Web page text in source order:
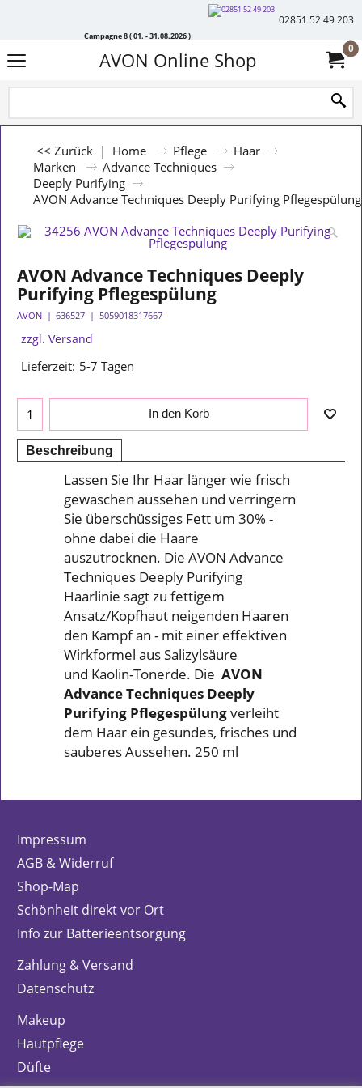
Campagne 8 ( 01. - 31.08.2026 )
02851 52 49 203
AVON Online Shop 0
<< Zurück | Home Pflege
Haar
Marken
Advance Techniques
Deeply Purifying
AVON Advance Techniques Deeply Purifying Pflegespülung
AVON Advance Techniques Deeply
Purifying Pflegespülung
AVON 636527 5059018317667
zzgl. Versand
Lieferzeit: 5-7 Tagen
In den Korb
Beschreibung
Lassen Sie Ihr Haar länger wie frisch
gewaschen aussehen und verringern
Sie überschüssiges Fett um 30% -
ohne dabei die Haare
auszutrocknen. Die AVON Advance
Techniques Deeply Purifying
Haarlinie sagt zu fettigem
Ansatz/Kopfhaut neigenden Haaren
den Kampf an - mit einer effektiven
Wirkformel aus Salizylsäure
und Kaolin-Tonerde. Die AVON
Advance Techniques Deeply
Purifying Pflegespülungverleiht
dem Haar ein gesundes, frisches und
sauberes Aussehen. 250 ml
Impressum
AGB & Widerruf
Shop-Map
Schönheit direkt vor Ort
Info zur Batterieentsorgung
Zahlung & Versand
Datenschutz
Makeup
Hautpflege
Düfte